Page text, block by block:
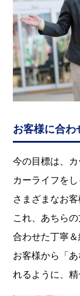
お客様に合わ
今の目標は、
カーライフを
さまざまなお
これ、あちら
合わせた丁寧＆
お客様から「
れるように、精